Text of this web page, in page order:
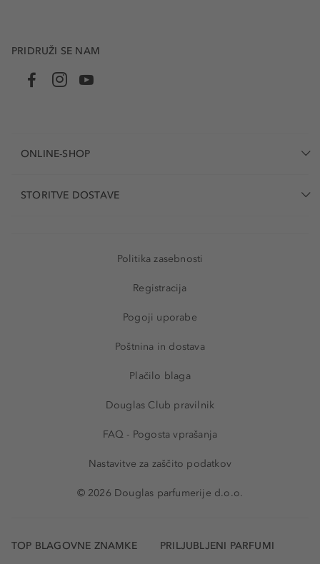
PRIDRUŽI SE NAM
ONLINE-SHOP
STORITVE DOSTAVE
Politika zasebnosti
Registracija
Pogoji uporabe
Poštnina in dostava
Plačilo blaga
Douglas Club pravilnik
FAQ - Pogosta vprašanja
Nastavitve za zaščito podatkov
© 2026 Douglas parfumerije d.o.o.
TOP BLAGOVNE ZNAMKE PRILJUBLJENI PARFUMI